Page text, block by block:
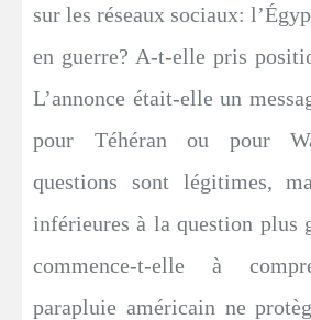
sur les réseaux sociaux:
en guerre? A-t-elle pris
L’annonce était-elle un
pour Téhéran ou pour
questions sont légitimes,
inférieures à la question plus
commence-t-elle à
parapluie américain ne